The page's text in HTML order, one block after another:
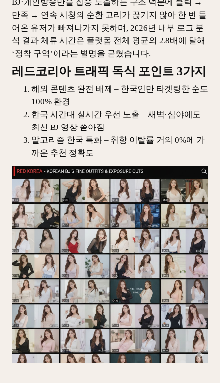
BJ·개인방송만을 집중 노출하는 구조 덕분에 클릭 →
만족 → 연속 시청의 순환 고리가 끊기지 않아 한 번 들
어온 유저가 빠져나가지 못하며, 2026년 내부 로그 분
석 결과 체류 시간은 플랫폼 전체 평균의 2.8배에 달해
‘정착 구역’이라는 별명을 굳혔습니다.
레드코리아 트래픽 독식 포인트 3가지
해외 콘텐츠 완전 배제 – 한국인만 타겟팅한 순도
100% 환경
한국 시간대 실시간 우선 노출 – 새벽·심야에도
최신 BJ 영상 쏟아짐
알고리즘 한국 특화 – 취향 이탈률 거의 0%에 가
까운 추천 정확도